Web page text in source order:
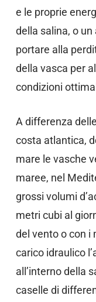
e le proprie
della salina, o
portare alla
della vasca per
condizioni
A differenza
costa atlantica,
mare le vasche
maree, nel
grossi volumi
metri cubi al
del vento o con i
carico idraulico
all’interno della
caselle di